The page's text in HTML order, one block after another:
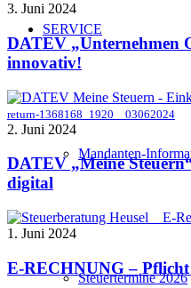
SERVICE
Mandanten-
Steuertermine 2026
3. Juni 2024
DATEV „Unternehmen
innovativ!
return-1368168_1920 _ 03062024
2. Juni 2024
DATEV „Meine
digital
1. Juni 2024
E-RECHNUNG –